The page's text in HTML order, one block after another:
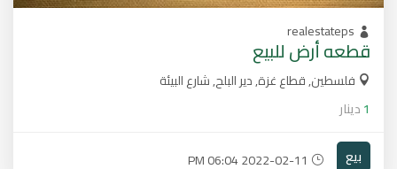
realestateps
قطعه أرض للبيع
فلسطين, قطاع غزة, دير البلح, شارع البيئة
1دينار
بيع